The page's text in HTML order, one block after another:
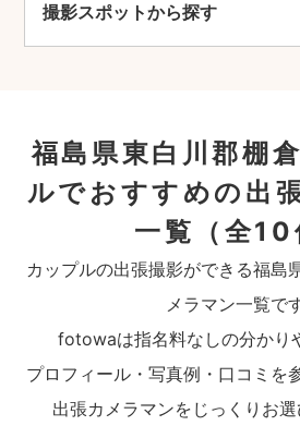
撮影スポットから探す
福島県東白川郡棚
ルでおすすめの出
一覧
（全10
カップルの出張撮影ができる福島
メラマン一覧です
fotowaは指名料なしの分かり
プロフィール・写真例・口コミを
出張カメラマンをじっくりお選